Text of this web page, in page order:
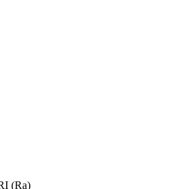
(Ra)